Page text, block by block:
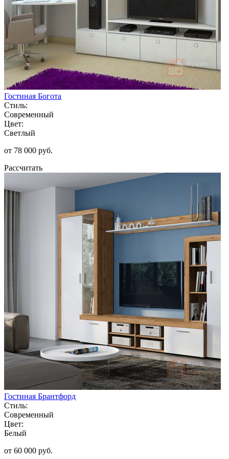
Гостиная Богота
Стиль:
Современный
Цвет:
Светлый
от 78 000 руб.
Рассчитать
Гостиная Брантфорд
Стиль:
Современный
Цвет:
Белый
от 60 000 руб.